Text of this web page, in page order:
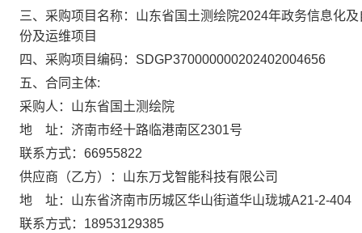
三、采购项目名称：山东省国土测绘院2024年政务信息化
份及运维项目
四、采购项目编码：SDGP370000000202402004656
五、合同主体:
采购人：山东省国土测绘院
地 址：济南市经十路临港南区2301号
联系方式：66955822
供应商（乙方）：山东万戈智能科技有限公司
地 址：山东省济南市历城区华山街道华山珑城A21-2-404
联系方式：18953129385